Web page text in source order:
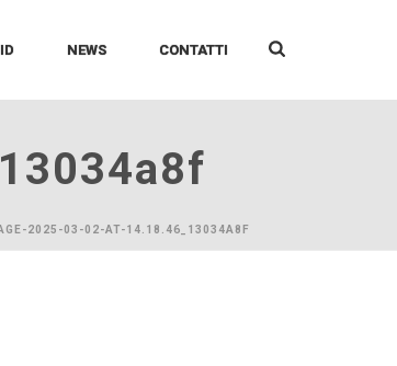
NEWS CONTATTI
2025-03-02-AT-14.18.46_13034A8F